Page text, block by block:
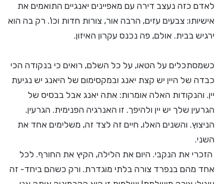
לאדם כזה נעצב דירה עם מאפיינים יאנגיים התואמים את
אישיותו: צבעים עזים, הרבה אור, צורות חדות וכו'. רק בה הוא
ירגיש בבית. אולם, פה נכנס עקרון האיזון.
כשמסתכלים על הטאו, על כל השלם, רואים כי בנקודה הכי
כבדה של היין יש קצת יאנג ובמקסימום של היאנג יש נגיעת
יין. והנקודות האלה אומרות: אתה יאנג אבל בבסיס של
הגרעין שלך יש יין ולהיפך. זו האנרגיה הפנימית. הגרעין.
הניצוץ. והשנים האלו, חיים זה לצד זה, משלימים אחד את
השני.
הזכרי את הנקבי. היום את הלילה, הקיץ את החורף. לכל
אחד מהם בנפרד צורה בלתי מוגדרת. ורק כשהם ביחד- זה